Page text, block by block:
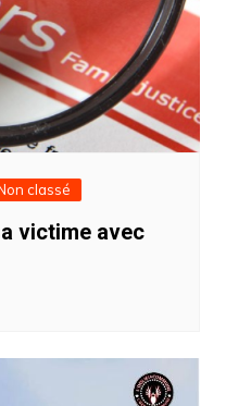
classé
victime avec